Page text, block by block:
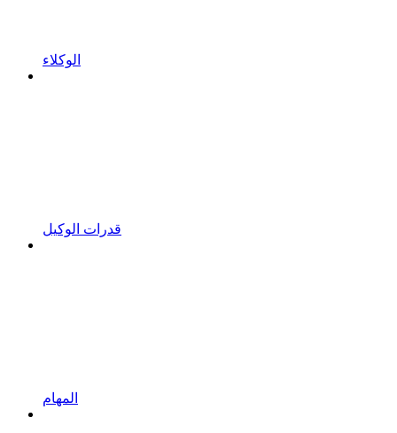
الوكلاء
قدرات الوكيل
المهام